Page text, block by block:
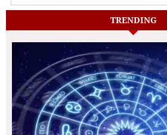
TRENDING